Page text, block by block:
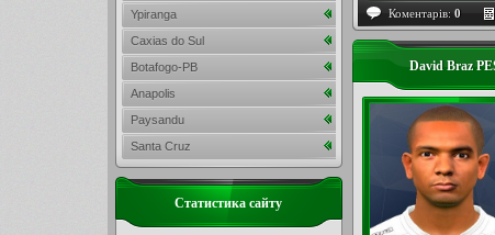
Коментарів: 0
David Braz
Ypiranga
Caxias do Sul
Botafogo-PB
Anapolis
Paysandu
Santa Cruz
Статистика сайту